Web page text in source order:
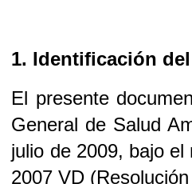
1. Identificación
El presente
General de Salud
julio de 2009, bajo
2007 VD